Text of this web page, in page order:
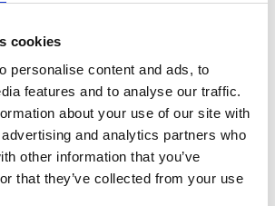
cookies
personalise content and ads, to
features and to analyse our traffic.
about your use of our site with
and analytics partners who
other information that you’ve
that they’ve collected from your use
ARGO VOLOS
Τα Δωμάτια μας